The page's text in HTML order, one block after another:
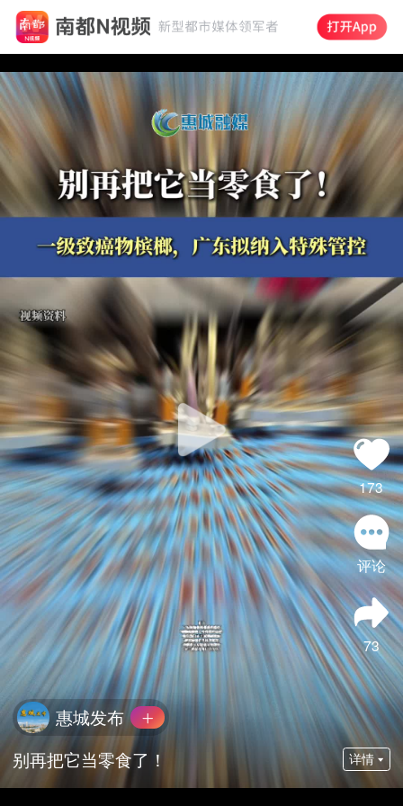
173
评论
73
惠城发布
别再把它当零食了！
详情